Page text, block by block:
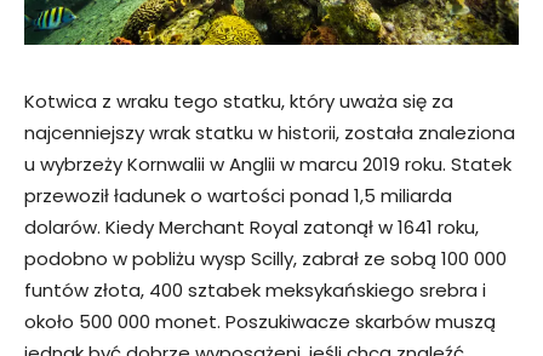
Kotwica z wraku tego statku, który uważa się za
najcenniejszy wrak statku w historii, została znaleziona
u wybrzeży Kornwalii w Anglii w marcu 2019 roku. Statek
przewoził ładunek o wartości ponad 1,5 miliarda
dolarów. Kiedy Merchant Royal zatonął w 1641 roku,
podobno w pobliżu wysp Scilly, zabrał ze sobą 100 000
funtów złota, 400 sztabek meksykańskiego srebra i
około 500 000 monet. Poszukiwacze skarbów muszą